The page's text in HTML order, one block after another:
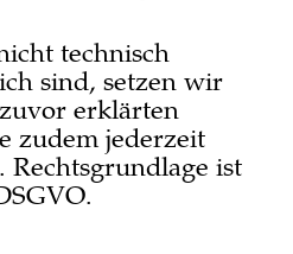
technisch
sind, setzen wir
erklärten
zudem jederzeit
ist